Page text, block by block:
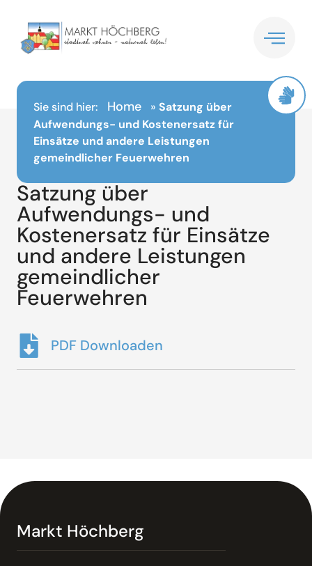
springen
Sie sind hier: Home » Satzung über
Aufwendungs- und Kostenersatz für
Einsätze und andere Leistungen
gemeindlicher Feuerwehren
Satzung über
Aufwendungs- und
Kostenersatz für Einsätze
und andere Leistungen
gemeindlicher
Feuerwehren
PDF Downloaden
Markt Höchberg